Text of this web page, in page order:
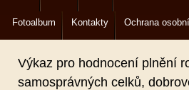
Fotoalbum Kontakty Ochrana
Výkaz pro hodnocení plnění
samosprávných celků,